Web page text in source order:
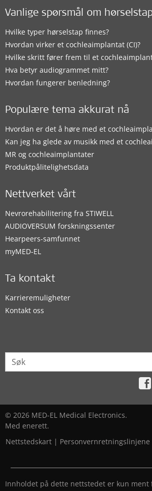
Vanlige spørsmål om
Hvilke typer hørselstap finnes?
Hvordan virker et cochleaimplantat (CI)?
Hvilke skritt fører frem til et
Hva betyr audiogrammet mitt?
Hvordan fungerer benledning?
Populære tema akkurat nå
Hvordan er det å høre med et
Kan jeg ha glede av musikk med et
MR og cochleaimplantater
Produktpålitelighetsdata
Nettverket vårt
Nevrorehabilitering fra STIWELL
AUDIOVERSUM forskningssenter
Hearpeers-samfunnet
myMED‑EL
Ta kontakt
Karrieremuligheter
Kontakt oss
© 2026 MED-EL Medical Electronics.
Med enerett.
Nettstedskart | Personvernretningslinjene
Innholdet på dette nettstedet er kun ment